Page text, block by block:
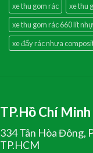
xe thu gom rác
xe thu
xe thu gom rác 660 lít
xe đẩy rác nhựa
TP.Hồ Chí Minh
334 Tân Hòa Đông,
TP.HCM